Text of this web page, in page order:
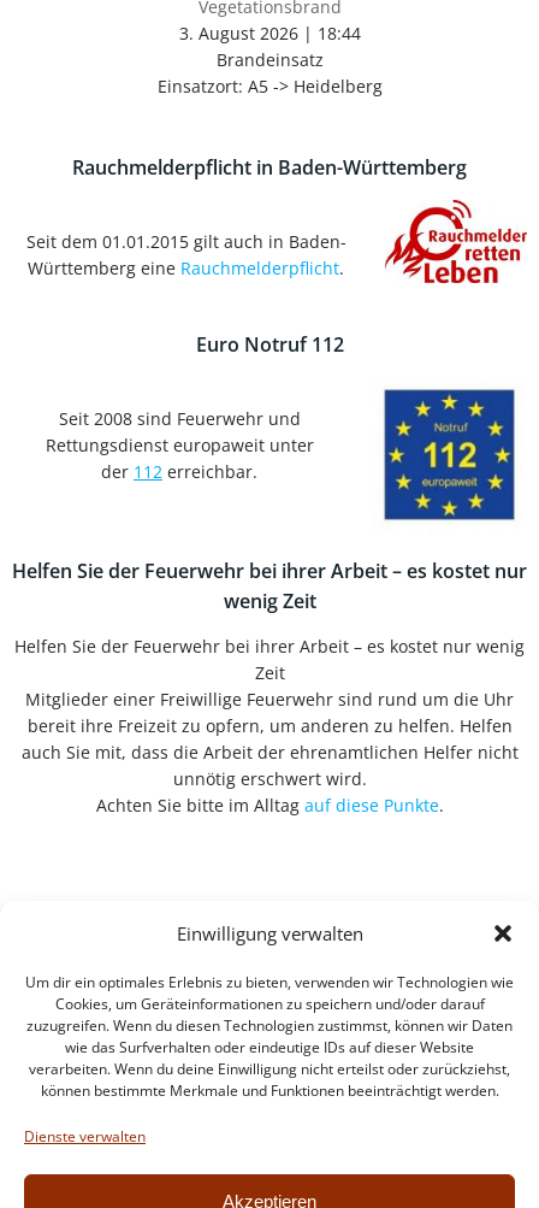
Einwilligung verwalten
Um dir ein optimales Erlebnis zu bieten, verwenden wir Technologien wie
Cookies, um Geräteinformationen zu speichern und/oder darauf
zuzugreifen. Wenn du diesen Technologien zustimmst, können wir Daten
wie das Surfverhalten oder eindeutige IDs auf dieser Website
verarbeiten. Wenn du deine Einwilligung nicht erteilst oder zurückziehst,
können bestimmte Merkmale und Funktionen beeinträchtigt werden.
Dienste verwalten
Akzeptieren
Vegetationsbrand
3. August 2026| 18:44
Brandeinsatz
Einsatzort: A5 -> Heidelberg
Rauchmelderpflicht in Baden-Württemberg
Seit dem 01.01.2015 gilt auch in Baden-
Württemberg eine Rauchmelderpflicht.
Euro Notruf 112
Seit 2008 sind Feuerwehr und
Rettungsdienst europaweit unter
der 112 erreichbar.
Helfen Sie der Feuerwehr bei ihrer Arbeit – es kostet nur
wenig Zeit
Helfen Sie der Feuerwehr bei ihrer Arbeit – es kostet nur wenig
Zeit
Mitglieder einer Freiwillige Feuerwehr sind rund um die Uhr
bereit ihre Freizeit zu opfern, um anderen zu helfen. Helfen
auch Sie mit, dass die Arbeit der ehrenamtlichen Helfer nicht
unnötig erschwert wird.
Achten Sie bitte im Alltag auf diese Punkte.
Intern